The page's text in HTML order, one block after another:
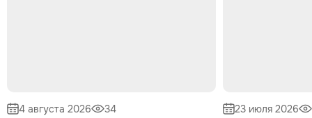
4 августа 2026 34 23 июля 2026